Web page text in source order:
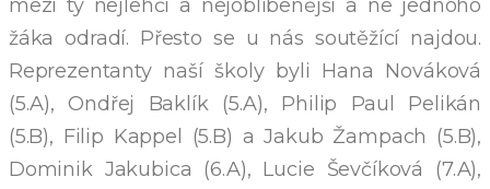
mezi ty nejlehčí a nejoblíbenější a ne jednoho
žáka odradí. Přesto se u nás soutěžící najdou.
Reprezentanty naší školy byli Hana Nováková
(5.A), Ondřej Baklík (5.A), Philip Paul Pelikán
(5.B), Filip Kappel (5.B) a Jakub Žampach (5.B),
Dominik Jakubica (6.A), Lucie Ševčíková (7.A),